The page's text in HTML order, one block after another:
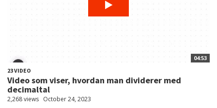
04:53
23 VIDEO
Video som viser, hvordan man dividerer med
decimaltal
2,268 views October 24, 2023